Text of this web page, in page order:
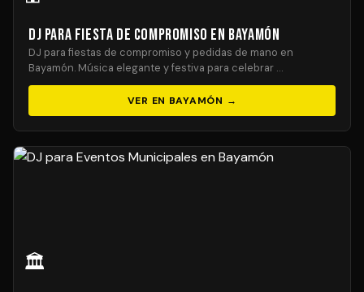
DJ para Fiesta de Compromiso en Bayamón
DJ para fiestas de compromiso y pedidas de mano en
Bayamón. Música elegante y festiva para celebrar …
VER EN BAYAMÓN →
🏛️